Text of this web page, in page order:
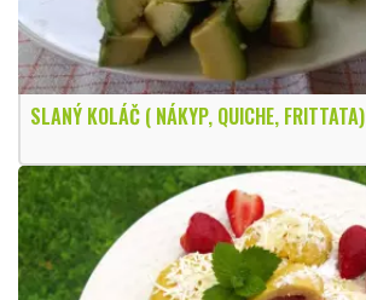
SLANÝ KOLÁČ ( NÁKYP, QUICHE, FRITTATA)